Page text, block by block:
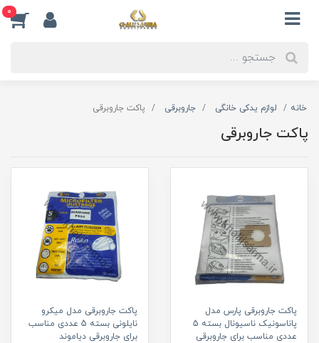
0
خانه لوازم یدکی خانگی جاروبرقی پاکت جاروبرقی
پاکت جاروبرقی
پاکت جاروبرقی پارس مدل
پاناسونیک ناسیونال بسته 5
عددی مناسب برای جاروبرقی
پاکت جاروبرقی مدل میکرو
نایلونی بسته 5 عددی مناسب
برای جاروبرقی دیاموند